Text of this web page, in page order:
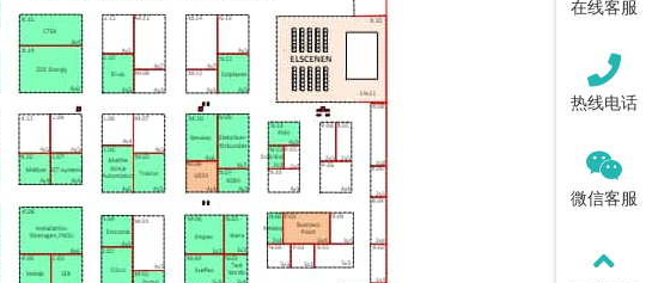
在线客服
热线电话
微信客服